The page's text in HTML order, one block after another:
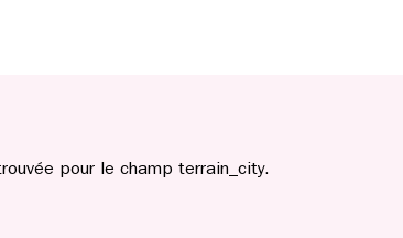
pour le champ terrain_city.